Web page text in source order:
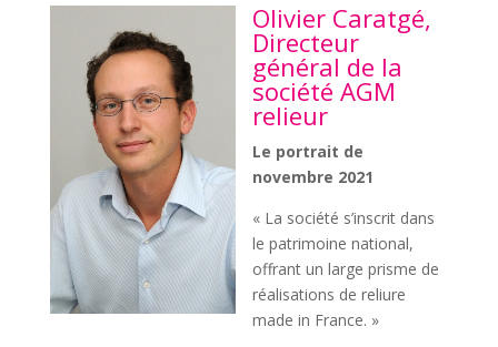
Olivier Caratgé,
Directeur
général de la
société AGM
relieur
Le portrait de
novembre 2021
« La société s’inscrit dans
le patrimoine national,
offrant un large prisme de
réalisations de reliure
made in France. »